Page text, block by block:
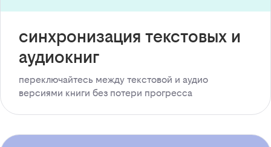
синхронизация текстовых и
аудиокниг
переключайтесь между текстовой и аудио
версиями книги без потери прогресса